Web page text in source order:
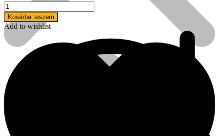
Homeease
PT-
418
ragasztópisztoly
mennyiség
Kosárba teszem
Add to wishlist